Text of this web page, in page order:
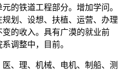
的铁道工程部分。增加学问。
划、设想、扶植、运营、办理
的收入。具有广漠的就业前
调整中，目前。
理、机械、电机、制船、测